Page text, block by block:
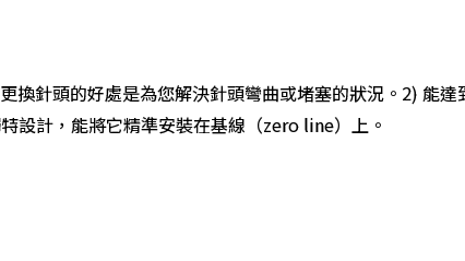
換針頭的好處是為您解決針頭彎曲或堵塞的狀況。2) 能
設計，能將它精準安裝在基線（zero line）上。